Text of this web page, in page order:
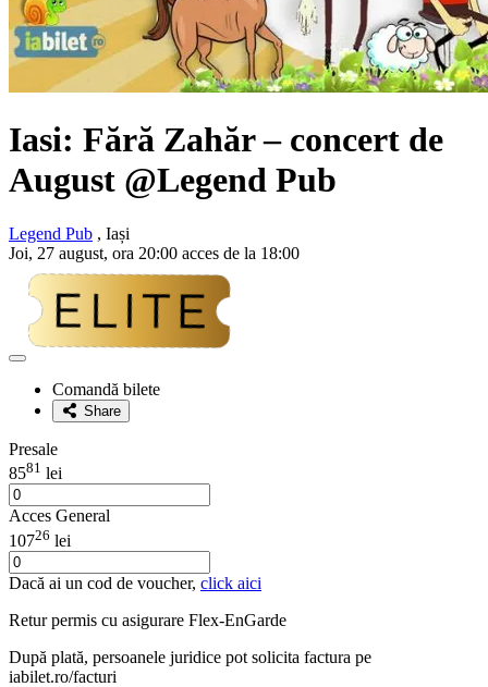
Iasi: Fără Zahăr– concert de
August @Legend Pub
Legend Pub , Iași
Joi, 27 august, ora 20:00 acces de la 18:00
Adaugă
favoriteComandă bilete
Share
Presale
8581 lei
Acces General
10726 lei
Dacă ai un cod de voucher, click aici
Retur permis cu asigurare Flex-EnGarde
După plată, persoanele juridice pot solicita factura pe
iabilet.ro/facturi